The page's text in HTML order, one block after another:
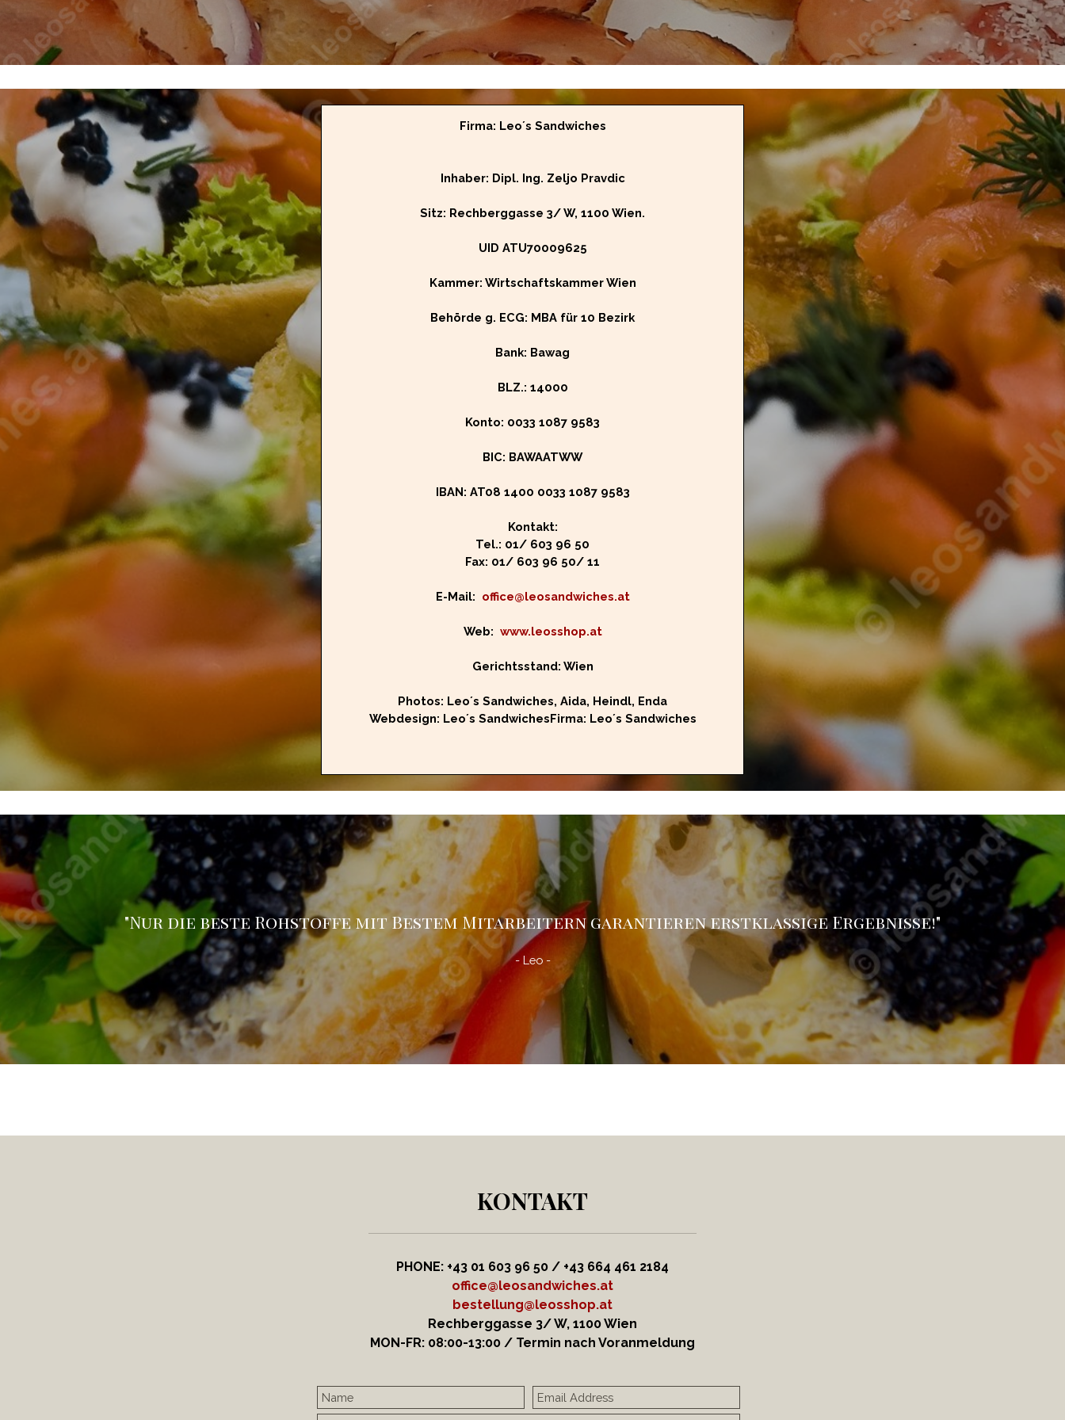
Firma: Leo´s Sandwiches
Inhaber: Dipl. Ing. Zeljo Pravdic
Sitz: Rechberggasse 3/ W, 1100 Wien.
UID ATU70009625
Kammer: Wirtschaftskammer Wien
Behörde g. ECG: MBA für 10 Bezirk
Bank: Bawag
BLZ.: 14000
Konto: 0033 1087 9583
BIC: BAWAATWW
IBAN: AT08 1400 0033 1087 9583
Kontakt:
Tel.: 01/ 603 96 50
Fax: 01/ 603 96 50/ 11
E-Mail: office@leosandwiches.at
Web: www.leosshop.at
Gerichtsstand: Wien
Photos: Leo´s Sandwiches, Aida, Heindl, Enda
Webdesign: Leo´s SandwichesFirma: Leo´s Sandwiches
"Nur die beste Rohstoffe mit Bestem Mitarbeitern garantieren erstklassige Ergebnisse!"
- Leo -
KONTAKT
PHONE: +43 01 603 96 50 / +43 664 461 2184
office@leosandwiches.at
bestellung@leosshop.at
Rechberggasse 3/ W, 1100 Wien
MON-FR: 08:00-13:00 / Termin nach Voranmeldung